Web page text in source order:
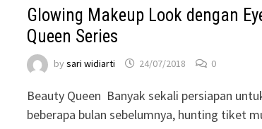
Glowing Makeup Look dengan
Queen Series
bysari widiarti 24/07/2018 0
Beauty Queen Banyak sekali persiapan
beberapa bulan sebelumnya, hunting tiket